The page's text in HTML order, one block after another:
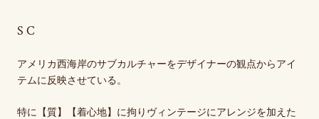
SC
アメリカ西海岸のサブカルチャーをデザイナーの観点からアイ
テムに反映させている。
特に【質】【着心地】に拘りヴィンテージにアレンジを加えた